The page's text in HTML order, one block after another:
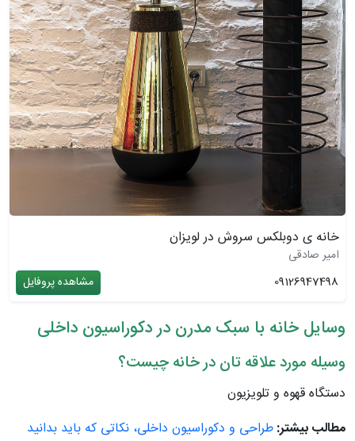
خانه ی دوبلکس سروش در لویزان
امیر صادقی
09126947498
مشاهده پروفایل
وسایل خانه با سبک مدرن در دکوراسیون داخلی
وسیله مورد علاقه تان در خانه چیست؟
دستگاه قهوه و تلویزیون
مطالب بیشتر:طراحی و دکوراسیون داخلی، نکاتی که باید بدانید